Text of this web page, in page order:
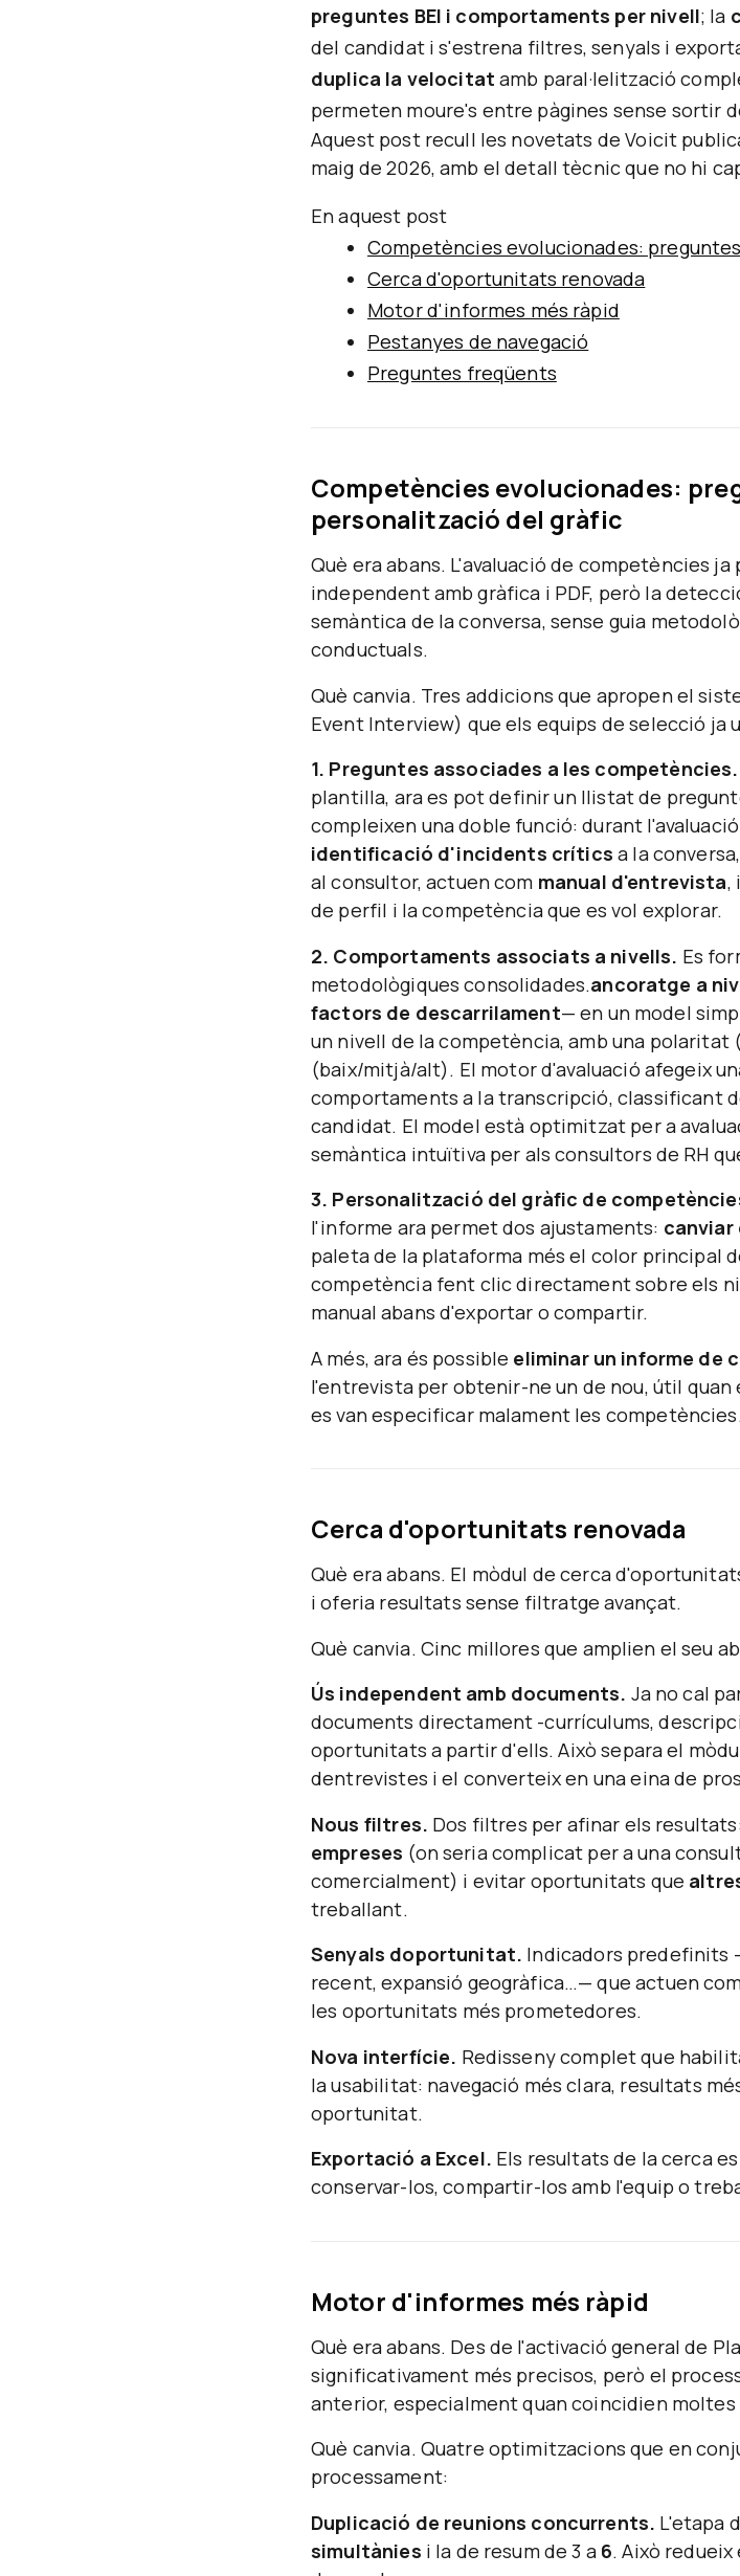
preguntes BEI i comportaments per nivell; la
del candidat i s'estrena filtres, senyals i
duplica la velocitat amb paral·lelització
permeten moure's entre pàgines sense sortir
Aquest post recull les novetats de Voicit
maig de 2026, amb el detall tècnic que no hi
En aquest post
Competències evolucionades:
Cerca d'oportunitats renovada
Motor d'informes més ràpid
Pestanyes de navegació
Preguntes freqüents
Competències evolucionades:
personalització del gràfic
Què era abans. L'avaluació de competències
independent amb gràfica i PDF, però la
semàntica de la conversa, sense guia
conductuals.
Què canvia. Tres addicions que apropen el
Event Interview) que els equips de selecció ja
1. Preguntes associades a les competències.
plantilla, ara es pot definir un llistat de
compleixen una doble funció: durant
identificació d'incidents crítics a la
al consultor, actuen com manual d'entrevista,
de perfil i la competència que es vol explorar.
2. Comportaments associats a nivells. Es
metodològiques consolidades.ancoratge a
factors de descarrilament— en un model
un nivell de la competència, amb una
(baix/mitjà/alt). El motor d'avaluació afegeix
comportaments a la transcripció, classificant
candidat. El model està optimitzat per a
semàntica intuïtiva per als consultors de RH
3. Personalització del gràfic de
l'informe ara permet dos ajustaments: canviar
paleta de la plataforma més el color principal
competència fent clic directament sobre els
manual abans d'exportar o compartir.
A més, ara és possible eliminar un informe de
l'entrevista per obtenir-ne un de nou, útil
es van especificar malament les competències.
Cerca d'oportunitats renovada
Què era abans. El mòdul de cerca
i oferia resultats sense filtratge avançat.
Què canvia. Cinc millores que amplien el seu
Ús independent amb documents. Ja no cal
documents directament -currículums,
oportunitats a partir d'ells. Això separa el
dentrevistes i el converteix en una eina de
Nous filtres. Dos filtres per afinar els
empreses (on seria complicat per a una
comercialment) i evitar oportunitats que
treballant.
Senyals doportunitat. Indicadors predefinits
recent, expansió geogràfica…— que actuen
les oportunitats més prometedores.
Nova interfície. Redisseny complet que
la usabilitat: navegació més clara, resultats
oportunitat.
Exportació a Excel. Els resultats de la cerca
conservar-los, compartir-los amb l'equip o
Motor d'informes més ràpid
Què era abans. Des de l'activació general de
significativament més precisos, però el
anterior, especialment quan coincidien
Què canvia. Quatre optimitzacions que en
processament:
Duplicació de reunions concurrents. L'etapa
simultànies i la de resum de 3 a 6. Això